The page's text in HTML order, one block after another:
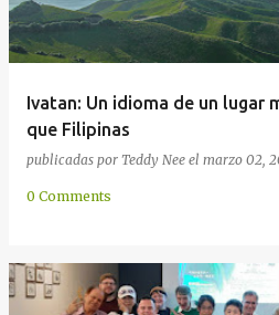
Ivatan: Un idioma de un lugar
que Filipinas
publicadas por Teddy Nee el marzo 02,
0 Comments